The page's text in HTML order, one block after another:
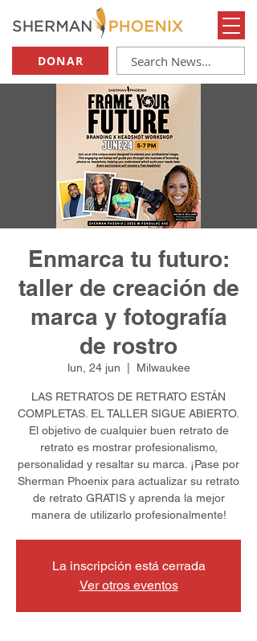
DONAR
Enmarca tu futuro:
taller de creación de
marca y fotografía
de rostro
lun, 24 jun Milwaukee
LAS RETRATOS DE RETRATO ESTÁN
COMPLETAS. EL TALLER SIGUE ABIERTO.
El objetivo de cualquier buen retrato de
retrato es mostrar profesionalismo,
personalidad y resaltar su marca. ¡Pase por
Sherman Phoenix para actualizar su retrato
de retrato GRATIS y aprenda la mejor
manera de utilizarlo profesionalmente!
La inscripción está cerrada
Ver otros eventos